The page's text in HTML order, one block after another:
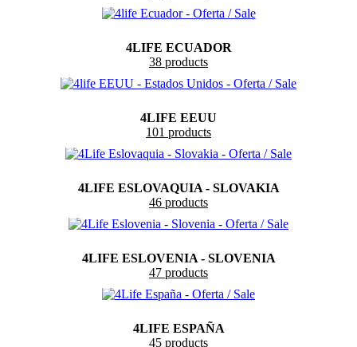
4LIFE ECUADOR
38 products
4LIFE EEUU
101 products
4LIFE ESLOVAQUIA - SLOVAKIA
46 products
4LIFE ESLOVENIA - SLOVENIA
47 products
4LIFE ESPAÑA
45 products